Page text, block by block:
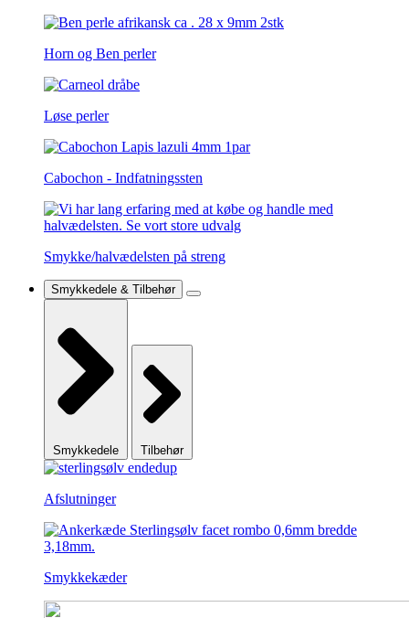
Horn og Ben perler
Løse perler
Cabochon - Indfatningssten
Smykke/halvædelsten på streng
Smykkedele & Tilbehør
Smykkedele Tilbehør
Afslutninger
Smykkekæder